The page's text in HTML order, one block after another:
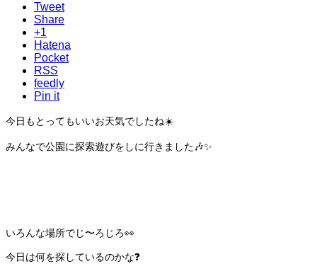
Tweet
Share
+1
Hatena
Pocket
RSS
feedly
Pin it
今日もとってもいいお天気でしたね☀️
みんなで公園に探索遊びをしに行きました🎶✨
いろんな場所でじ〜ろじろ👀
今日は何を探しているのかな❓